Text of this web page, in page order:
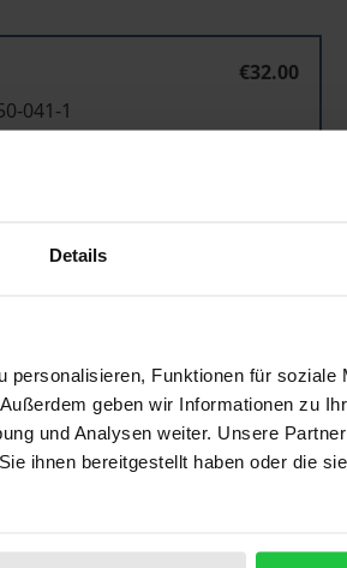
Details
Funktionen für soziale
geben wir Informationen zu
und Analysen weiter. Unsere
ihnen bereitgestellt haben oder die
€32.00
041-1
Add to Wish List
data
mit der Gattung "Drama"
Folgen von 1892 bis 1919